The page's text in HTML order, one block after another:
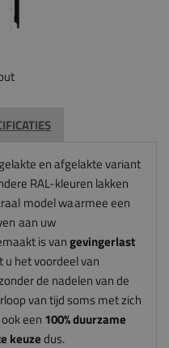
en afgelakte variant
RAL-kleuren lakken
model waarmee een
aan uw
is vangevingerlast
u het voordeel van
de nadelen van de
van tijd soms met zich
een 100% duurzame
keuzedus.